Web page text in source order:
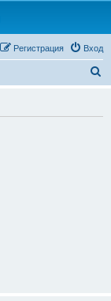
Вход
Регистрация